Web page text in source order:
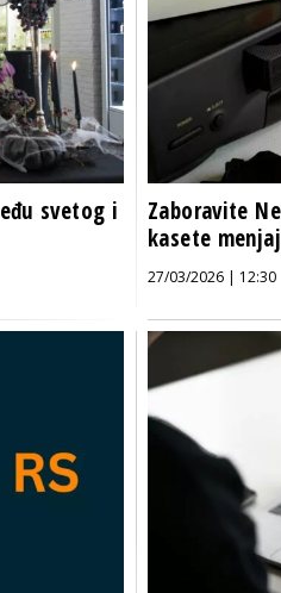
svetog i
Zaboravite
kasete
27/03/2026 | 12:30